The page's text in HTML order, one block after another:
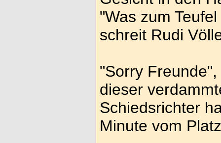
"Was zum
schreit Rudi
"Sorry
dieser
Schiedsrichter
Minute vom